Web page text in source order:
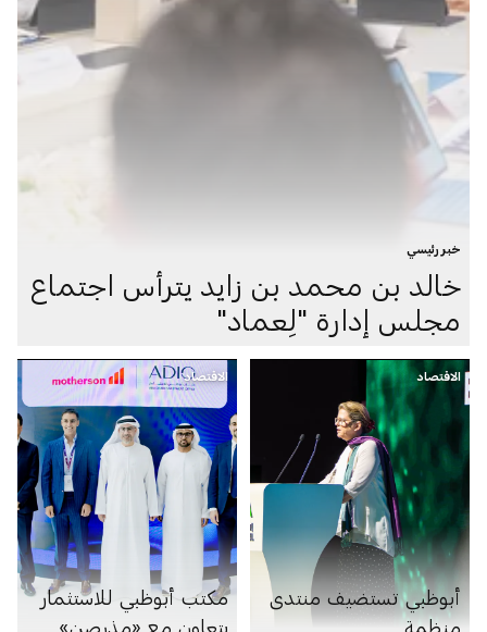
خبر رئيسي
خالد بن محمد بن زايد يترأس اجتماع
مجلس إدارة "لِعماد"
الاقتصاد
أبوظبي تستضيف منتدى
منظمة
الاقتصاد
مكتب أبوظبي للاستثمار
يتعاون مع «مذرصن»